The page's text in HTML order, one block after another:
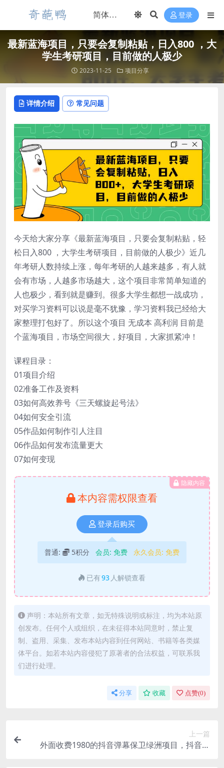
登录
最新蓝海项目，只要会复制粘贴，日入800 ，大
学生考研项目，目前做的人极少
2023-11-25 项目分享
详情介绍 常见问题
今天给大家分享《最新蓝海项目，只要会复制粘贴，轻
松日入800 ，大学生考研项目，目前做的人极少》近几
年考研人数持续上涨，每年考研的人越来越多，有人就
会有市场，人越多市场越大，这个项目非常简单知道的
人也极少，看到就是赚到。很多大学生都想一战成功，
对买学习资料可以说是毫不犹豫，学习资料我已经给大
家整理打包好了。所以这个项目 无成本 高利润 目前是
个蓝海项目，市场空间很大，好项目，大家抓紧冲！
课程目录：
01项目介绍
02准备工作及资料
03如何高效养号《三天螺旋起号法》
04如何安全引流
05作品如何制作引人注目
06作品如何发布流量更大
07如何变现
隐藏内容
本内容需权限查看
登录后购买
普通: 5积分 会员: 免费 永久会员: 免费
已有93 人解锁查看
声明：本站所有文章，如无特殊说明或标注，均为本站原
创发布。任何个人或组织，在未征得本站同意时，禁止复
制、盗用、采集、发布本站内容到任何网站、书籍等各类媒
体平台。如若本站内容侵犯了原著者的合法权益，可联系我
们进行处理。
分享 收藏 点赞(0)
上一篇
外面收费1980的抖音弹幕保卫绿洲项目，抖音报